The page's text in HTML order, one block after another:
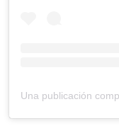
Una publicación